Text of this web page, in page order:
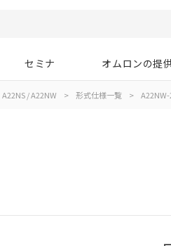
セミナ オムロンの提
A22NS / A22NW > 形式仕様一覧 >